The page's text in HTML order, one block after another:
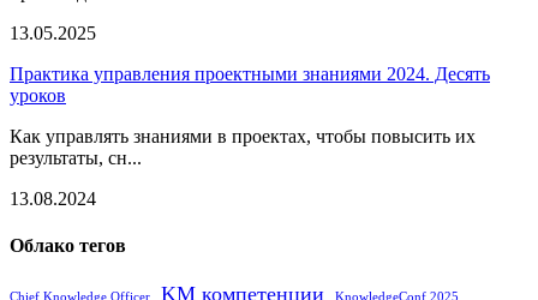
13.05.2025
Практика управления проектными знаниями 2024. Десять
уроков
Как управлять знаниями в проектах, чтобы повысить их
результаты, сн...
13.08.2024
Облако тегов
Chief Knowledge Officer KM компетенции KnowledgeConf 2025